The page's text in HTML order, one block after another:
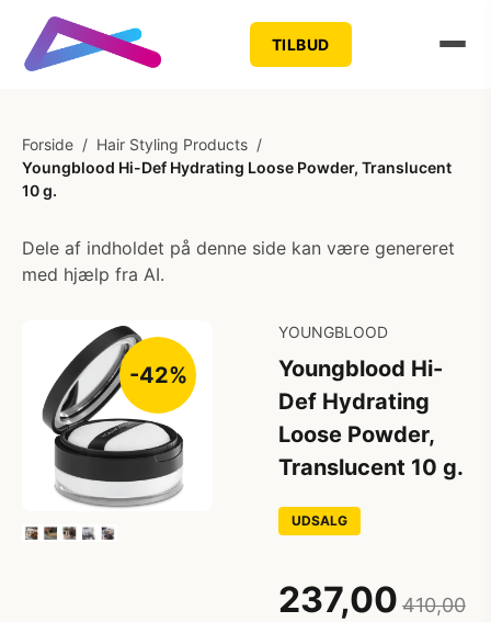
TILBUD
Forside / Hair Styling Products /
Youngblood Hi-Def Hydrating Loose Powder, Translucent
10 g.
Dele af indholdet på denne side kan være genereret
med hjælp fra AI.
-42%
YOUNGBLOOD
Youngblood Hi-
Def Hydrating
Loose Powder,
Translucent 10 g.
UDSALG
237,00 410,00